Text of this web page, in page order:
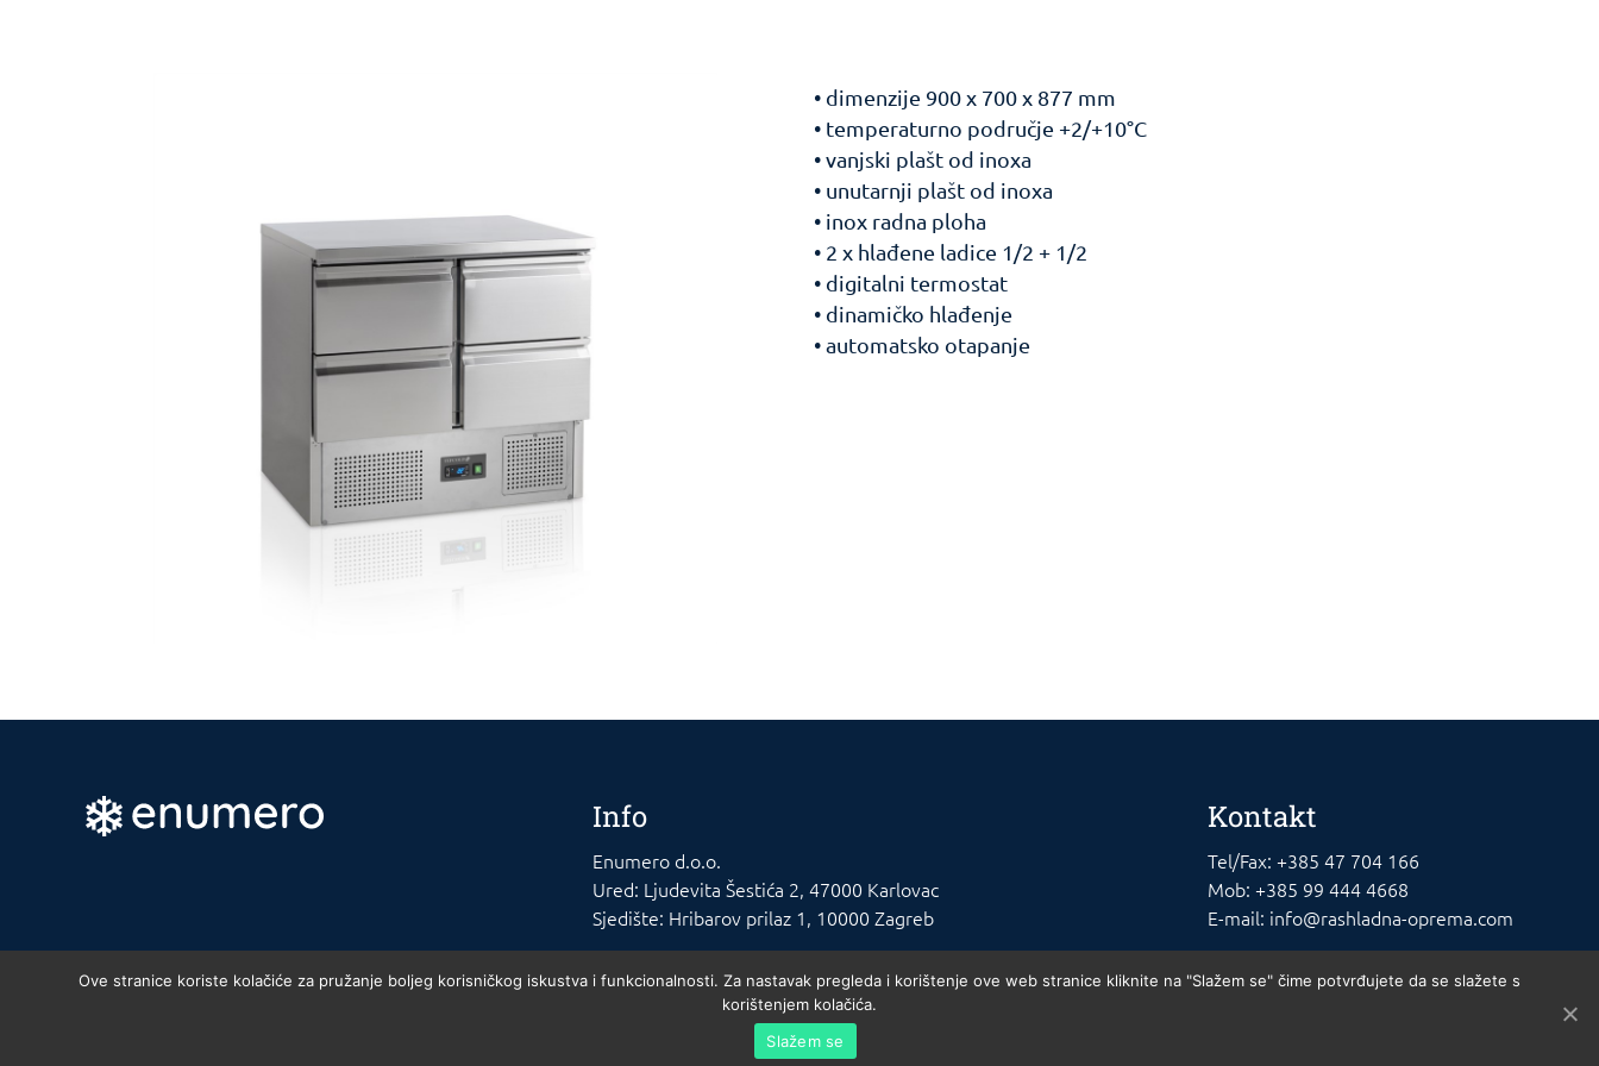
• dimenzije 900 x 700 x 877 mm
• temperaturno područje +2/+10°C
• vanjski plašt od inoxa
• unutarnji plašt od inoxa
• inox radna ploha
• 2 x hlađene ladice 1/2 + 1/2
• digitalni termostat
• dinamičko hlađenje
• automatsko otapanje
Info
Enumero d.o.o.
Ured: Ljudevita Šestića 2, 47000 Karlovac
Sjedište: Hribarov prilaz 1, 10000 Zagreb
Kontakt
Tel/Fax: +385 47 704 166
Mob: +385 99 444 4668
E-mail: info@rashladna-oprema.com
Enumero d.o.o. © 2023. , 10010 Zagreb. MBS 02140721. Trgovački sud u Zagrebu. Temeljni kapital: 20.000kn uplaćen u cijelosti. Osnivač Nikola Mikša
Ove stranice koriste kolačiće za pružanje boljeg korisničkog iskustva i funkcionalnosti. Za nastavak pregleda i korištenje ove web stranice kliknite na "Slažem se" čime potvrđujete da se slažete s
korištenjem kolačića.
Slažem se